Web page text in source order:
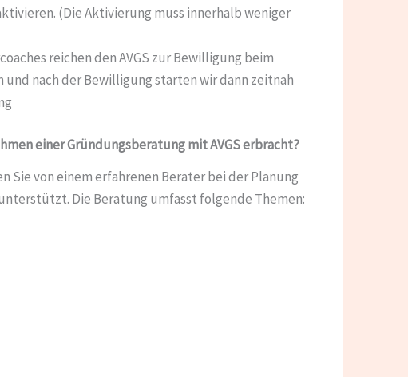
(Die Aktivierung muss innerhalb weniger
reichen den AVGS zur Bewilligung beim
nach der Bewilligung starten wir dann zeitnah
einer Gründungsberatung mit AVGS erbracht?
Sie von einem erfahrenen Berater bei der Planung
Die Beratung umfasst folgende Themen: